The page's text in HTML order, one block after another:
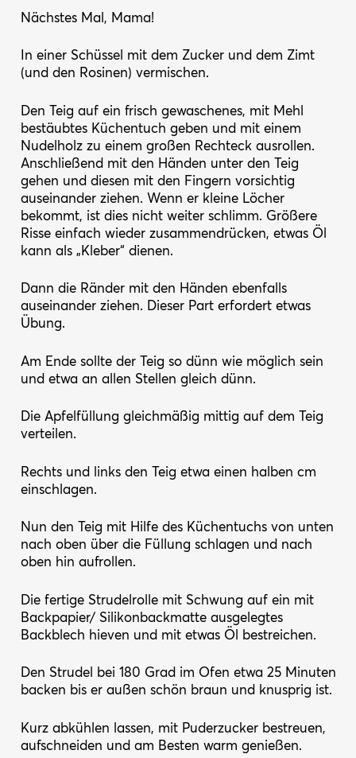
Nächstes Mal, Mama!
In einer Schüssel mit dem Zucker und dem Zimt
(und den Rosinen) vermischen.
Den Teig auf ein frisch gewaschenes, mit Mehl
bestäubtes Küchentuch geben und mit einem
Nudelholz zu einem großen Rechteck ausrollen.
Anschließend mit den Händen unter den Teig
gehen und diesen mit den Fingern vorsichtig
auseinander ziehen. Wenn er kleine Löcher
bekommt, ist dies nicht weiter schlimm. Größere
Risse einfach wieder zusammendrücken, etwas Öl
kann als „Kleber“ dienen.
Dann die Ränder mit den Händen ebenfalls
auseinander ziehen. Dieser Part erfordert etwas
Übung.
Am Ende sollte der Teig so dünn wie möglich sein
und etwa an allen Stellen gleich dünn.
Die Apfelfüllung gleichmäßig mittig auf dem Teig
verteilen.
Rechts und links den Teig etwa einen halben cm
einschlagen.
Nun den Teig mit Hilfe des Küchentuchs von unten
nach oben über die Füllung schlagen und nach
oben hin aufrollen.
Die fertige Strudelrolle mit Schwung auf ein mit
Backpapier/ Silikonbackmatte ausgelegtes
Backblech hieven und mit etwas Öl bestreichen.
Den Strudel bei 180 Grad im Ofen etwa 25 Minuten
backen bis er außen schön braun und knusprig ist.
Kurz abkühlen lassen, mit Puderzucker bestreuen,
aufschneiden und am Besten warm genießen.